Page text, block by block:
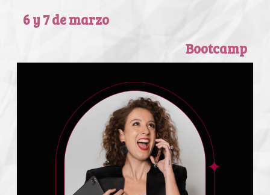
Bootcamp
6 y 7 de marzo